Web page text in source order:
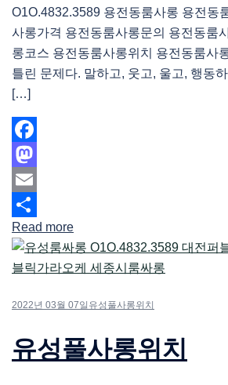
O1O.4832.3589 용전동룸사롱 용전동
사롱가격 용전동룸사롱문의 용전동룸
롱코스 용전동룸사롱위치 용전동룸사
틀린 문제다. 말하고, 웃고, 울고, 행동
[…]
Facebook
Mastodon
Email
Share
Read more
2022년 03월 07일 유성풀사롱위치
유성풀사롱위치